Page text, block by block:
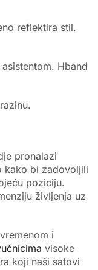
reflektira stil.
Hband
pronalazi
kako bi zadovoljili
poziciju.
življenja uz
i
visoke
koji naši satovi